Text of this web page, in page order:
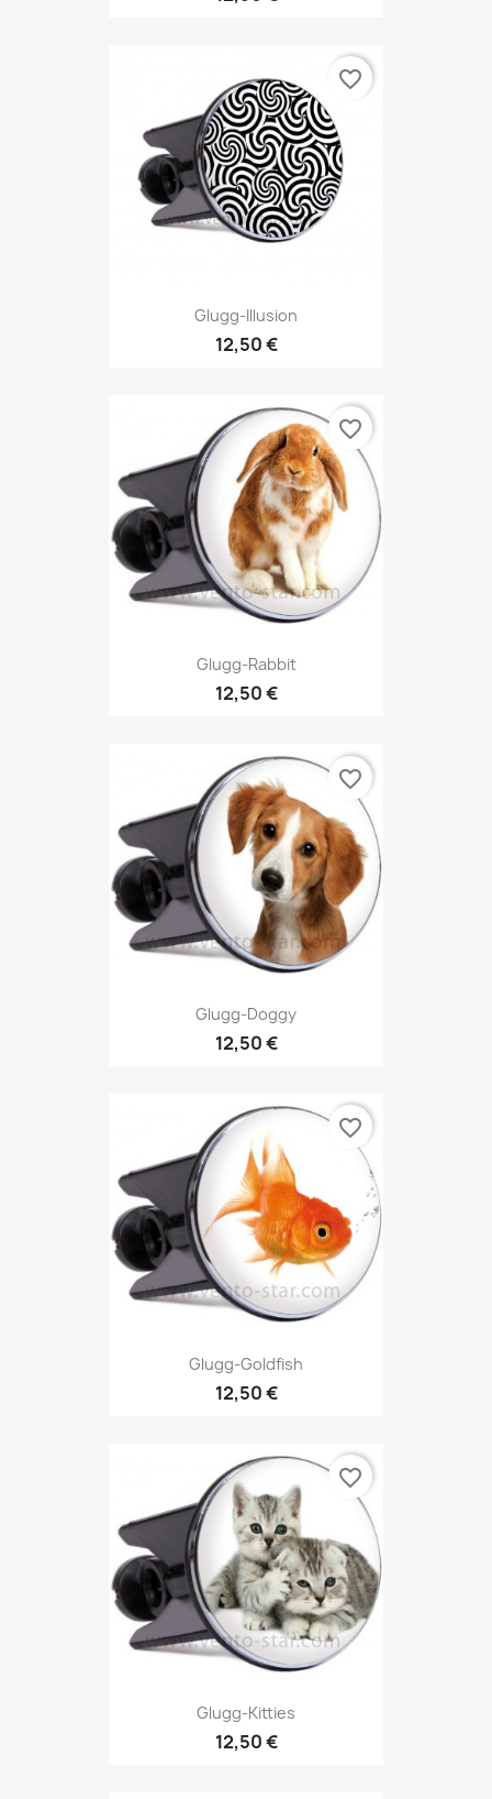
Glugg-Illusion
12,50 €
favorite_border
Glugg-Rabbit
12,50 €
favorite_border
Glugg-Doggy
12,50 €
favorite_border
Glugg-Goldfish
12,50 €
favorite_border
Glugg-Kitties
12,50 €
favorite_border